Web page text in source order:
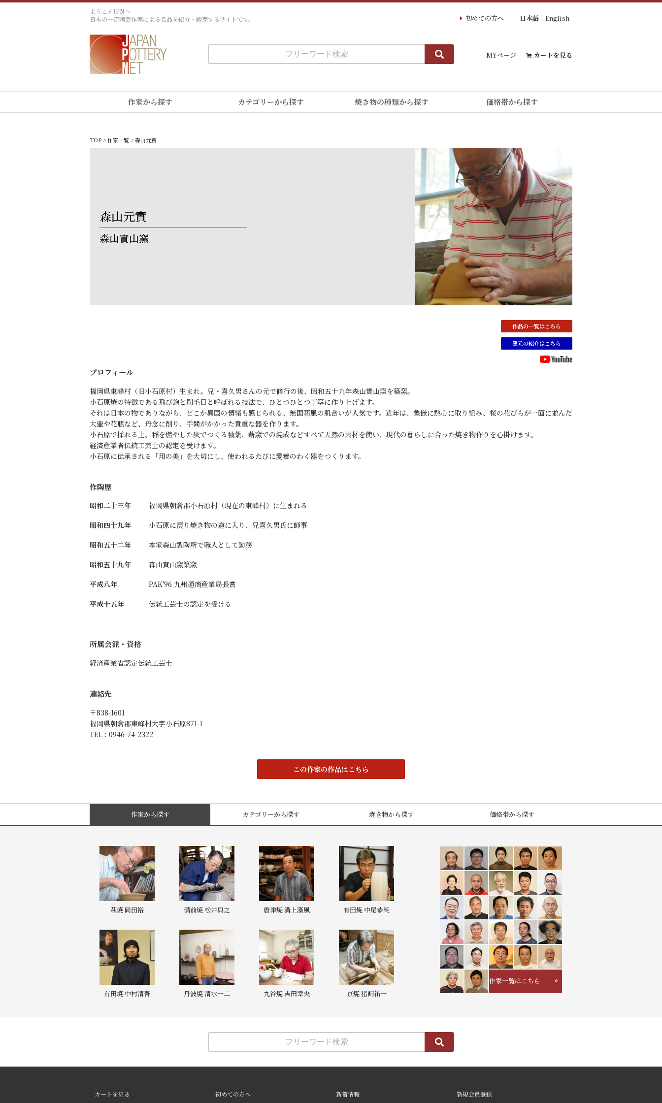
ようこそJPNへ
日本の一流陶芸作家による名品を紹介・販売するサイトです。
初めての方へ 日本語 English
MYページ カートを見る
作家から探す カテゴリーから探す 焼き物の種類から探す 価格帯から探す
TOP >作家一覧 > 森山元實
森山元實
森山實山窯
作品の一覧はこちら
窯元の紹介はこちら
プロフィール
福岡県東峰村（旧小石原村）生まれ。兄・喜久男さんの元で修行の後、昭和五十九年森山實山窯を築窯。
小石原焼の特徴である飛び鉋と刷毛目と呼ばれる技法で、ひとつひとつ丁寧に作り上げます。
それは日本の物でありながら、どこか異国の情緒も感じられる、無国籍風の肌合いが人気です。近年は、象嵌に熱心に取り組み、桜の花びらが一面に並んだ
大壷や花瓶など、丹念に削り、手間がかかった貴重な器を作ります。
小石原で採れる土、稲を燃やした灰でつくる釉薬、薪窯での焼成などすべて天然の素材を使い、現代の暮らしに合った焼き物作りを心掛けます。
経済産業省伝統工芸士の認定を受けます。
小石原に伝承される「用の美」を大切にし、使われるたびに愛着のわく器をつくります。
作陶歴
昭和二十三年
福岡県朝倉郡小石原村（現在の東峰村）に生まれる
昭和四十九年
小石原に戻り焼き物の道に入り、兄喜久男氏に師事
昭和五十二年
本家森山製陶所で職人として勤務
昭和五十九年
森山實山窯築窯
平成八年
PAK'96 九州通商産業局長賞
平成十五年
伝統工芸士の認定を受ける
所属会派・資格
経済産業省認定伝統工芸士
連絡先
〒838-1601
福岡県朝倉郡東峰村大字小石原871-1
TEL : 0946-74-2322
この作家の作品はこちら
作家から探す カテゴリーから探す 焼き物から探す 価格帯から探す
萩焼 岡田裕 備前焼 松井與之 唐津焼 溝上藻風 有田焼 中尾恭純
有田焼 中村清吾 丹波焼 清水一二 九谷焼 吉田幸央 京焼 猪飼祐一
作家一覧はこちら
カートを見る 初めての方へ 新着情報 新規会員登録